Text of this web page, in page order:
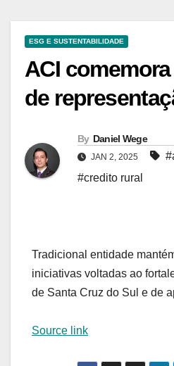
ESG E SUSTENTABILIDADE
ACI
de
By Daniel Wege
JAN 2, 2025
#credito rural
Tradicional entidade
iniciativas voltadas ao
de Santa Cruz do Sul e de
Source link